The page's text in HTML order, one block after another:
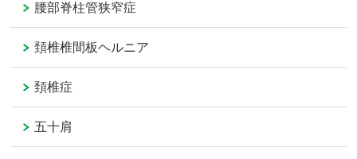
腰部脊柱管狭窄症
頚椎椎間板ヘルニア
頚椎症
五十肩